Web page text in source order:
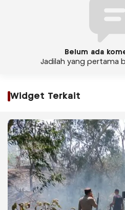
Belum ada
Jadilah yang pertama
Widget Terkait